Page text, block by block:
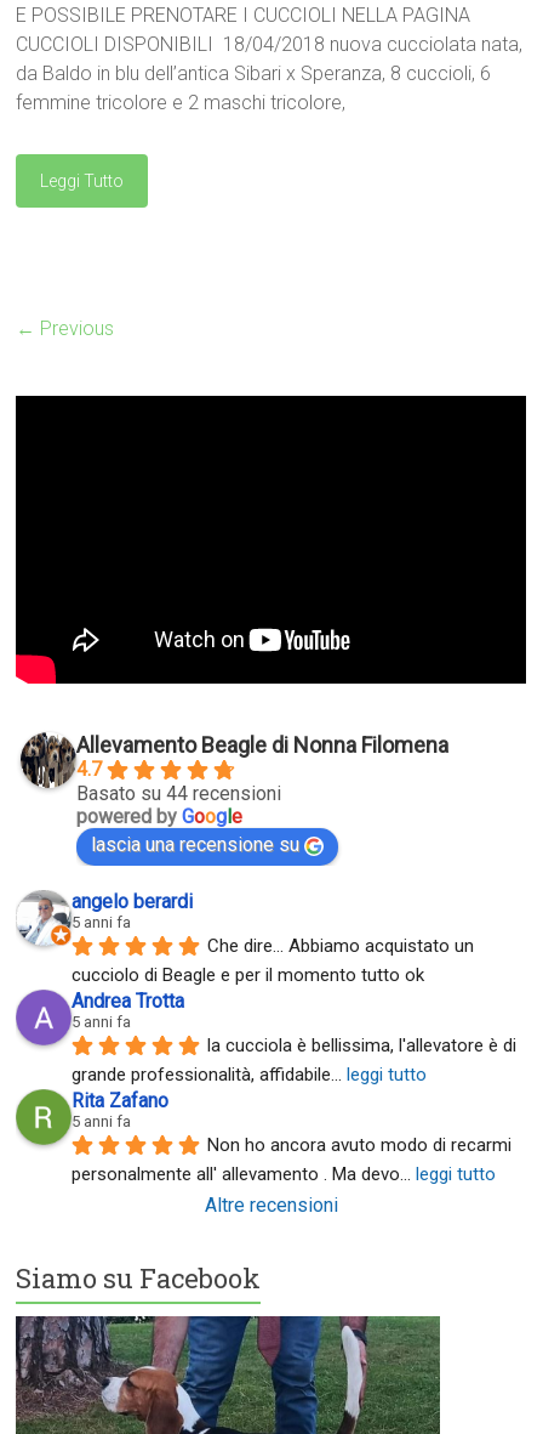
E POSSIBILE PRENOTARE I CUCCIOLI NELLA PAGINA
CUCCIOLI DISPONIBILI 18/04/2018 nuova cucciolata nata,
da Baldo in blu dell’antica Sibari x Speranza, 8 cuccioli, 6
femmine tricolore e 2 maschi tricolore,
Leggi Tutto
← Previous
Allevamento Beagle di Nonna Filomena
4.7
Basato su 44 recensioni
powered byGoogle
lascia una recensione su
angelo berardi
5 anni fa
Che dire... Abbiamo acquistato un
cucciolo di Beagle e per il momento tutto ok
Andrea Trotta
5 anni fa
la cucciola è bellissima, l'allevatore è di
grande professionalità, affidabile... leggi tutto
Rita Zafano
5 anni fa
Non ho ancora avuto modo di recarmi
personalmente all' allevamento . Ma devo... leggi tutto
Altre recensioni
Siamo su Facebook